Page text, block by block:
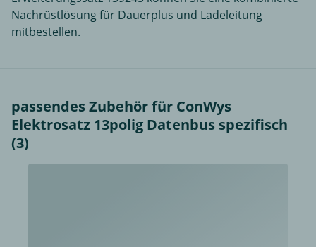
Nachrüstlösung für Dauerplus und Ladeleitung
mitbestellen.
passendes Zubehör für ConWys
Elektrosatz 13polig Datenbus spezifisch
(3)